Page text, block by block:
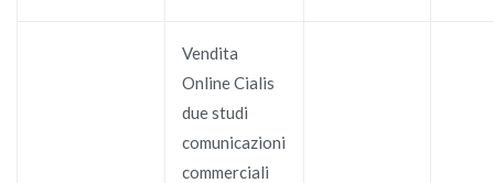
Vendita
Online Cialis
due studi
comunicazioni
commerciali